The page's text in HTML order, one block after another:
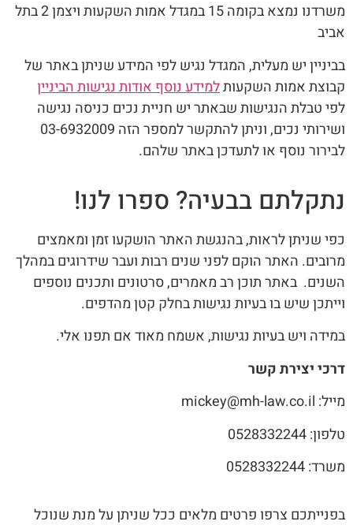
משרדנו נמצא בקומה 15 במגדל אמות השקעות ויצמן 2 בתל
אביב
בביניין יש מעלית, המגדל נגיש לפי המידע שניתן באתר של
קבוצת אמות השקעותלמידע נוסף אודות נגישות הביניין
לפי טבלת הנגישות שבאתר יש חניית נכים כניסה נגישה
ושירותי נכים, וניתן להתקשר למספר הזה 03-6932009
לבירור נוסף או לתעדכן באתר שלהם.
נתקלתם בבעיה? ספרו לנו!
כפי שניתן לראות, בהנגשת האתר הושקעו זמן ומאמצים
מרובים. האתר הוקם לפני שנים רבות ועבר שידרוגים במהלך
השנים. באתר תוכן רב מאמרים, סרטונים ותכנים נוספים
וייתכן שיש בו בעיות נגישות בחלק קטן מהדפים.
במידה ויש בעיות נגישות, אשמח מאוד אם תפנו אלי.
דרכי יצירת קשר
מייל: mickey@mh-law.co.il
טלפון: 0528332244
משרד: 0528332244
בפנייתכם צרפו פרטים מלאים ככל שניתן על מנת שנוכל